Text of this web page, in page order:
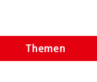
Themen